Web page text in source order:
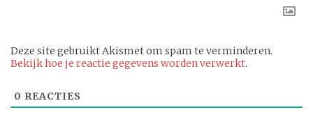
Deze site gebruikt Akismet om spam te verminderen.
Bekijk hoe je reactie gegevens worden verwerkt.
0 REACTIES